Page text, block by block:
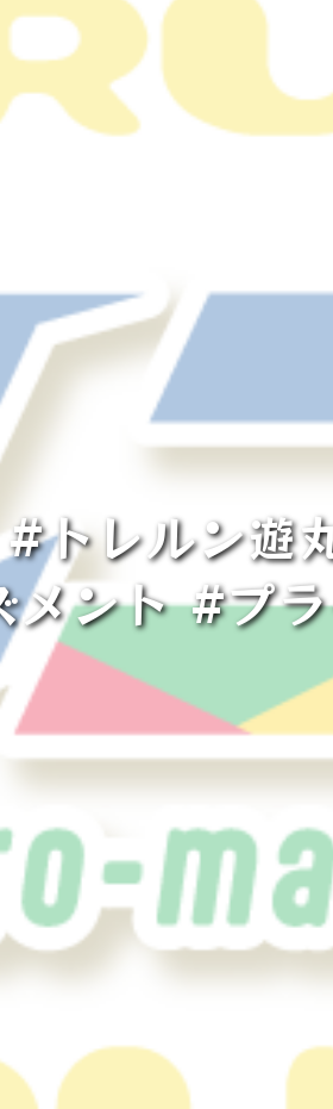
トレルン
メント #プ